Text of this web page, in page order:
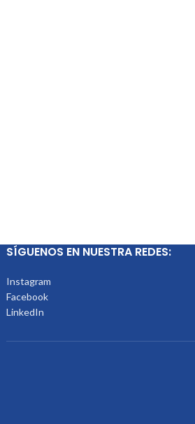
SÍGUENOS EN NUESTRA REDES:
Instagram
Facebook
LinkedIn